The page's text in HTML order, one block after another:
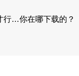
行…你在哪下载的？